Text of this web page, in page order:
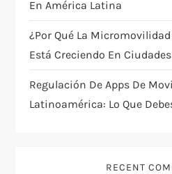
n
En América Latina
¿Por Qué La
Está Creciendo En
Regulación De Apps De
Latinoamérica: Lo Que
RECENT